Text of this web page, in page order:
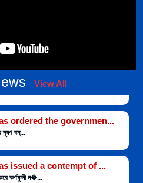
View All
ordered the governmen...
দূষণ বন্...
issued a contempt of ...
কর্ণফুলী ন�...